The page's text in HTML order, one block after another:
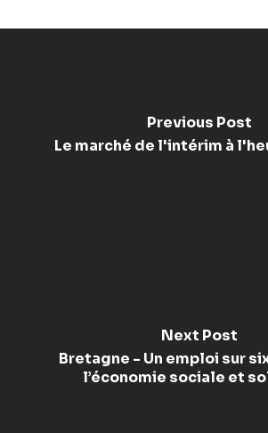
Previous Post
Le marché de l'intérim à
Next Post
Bretagne - Un emploi sur
l’économie sociale et